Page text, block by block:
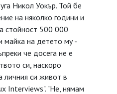
Никол Уокър. Той бе
на няколко години и
стойност 500 000
майка на детето му -
че досега не е
си, наскоро
личния си живот в
Interviews". "Не, нямам